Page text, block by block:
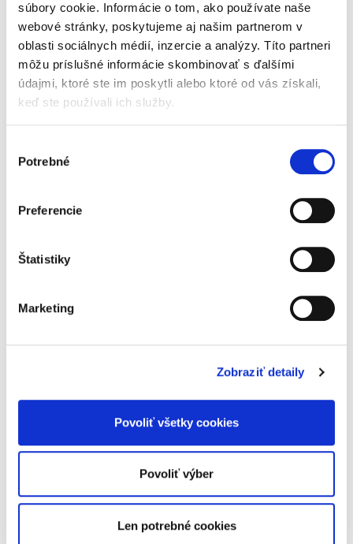
súbory cookie. Informácie o tom, ako používate naše
webové stránky, poskytujeme aj našim partnerom v
oblasti sociálnych médií, inzercie a analýzy. Títo partneri
môžu príslušné informácie skombinovať s ďalšími
údajmi, ktoré ste im poskytli alebo ktoré od vás získali,
keď ste používali ich služby.
súhlasu
Potrebné
Preferencie
Štatistiky
Marketing
Zobraziť detaily
Povoliť všetky cookies
Povoliť výber
Len potrebné cookies
Judikatúra vo
veciach spoločných
dlhov a pohľadávok
Predkladané dielo sa venuje spoločným
pluralita veriteľov alebo dlžníkov. Navonok
spoločností. Správa,
duševné
Barbora Grambličková,Ján Mazúr,,Stanislav Barkoci